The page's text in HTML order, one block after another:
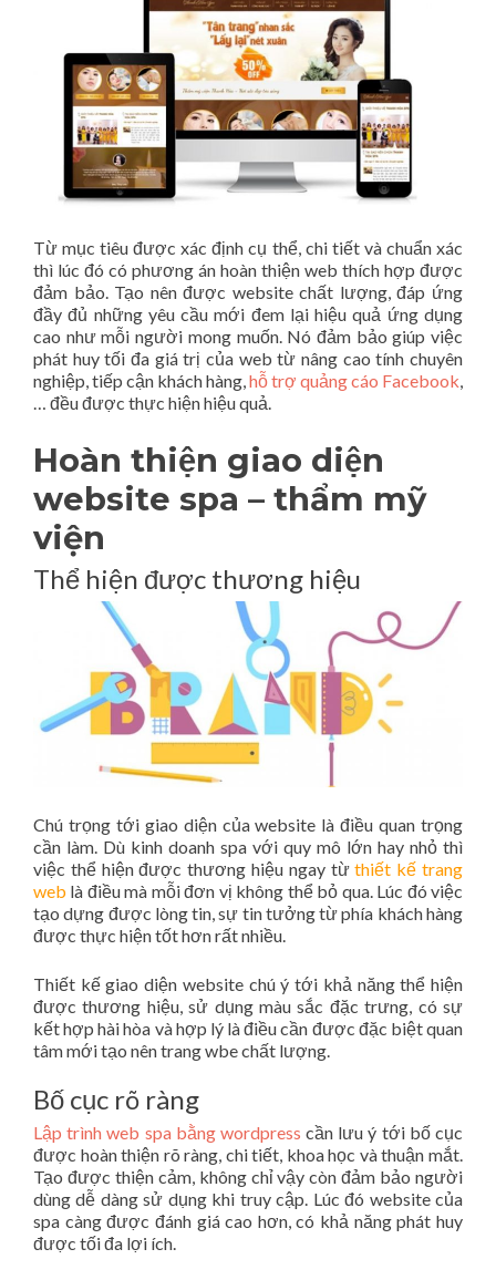
Từ mục tiêu được xác định cụ thể, chi tiết và chuẩn xác
thì lúc đó có phương án hoàn thiện web thích hợp được
đảm bảo. Tạo nên được website chất lượng, đáp ứng
đầy đủ những yêu cầu mới đem lại hiệu quả ứng dụng
cao như mỗi người mong muốn. Nó đảm bảo giúp việc
phát huy tối đa giá trị của web từ nâng cao tính chuyên
nghiệp, tiếp cận khách hàng,hỗ trợ quảng cáo Facebook,
… đều được thực hiện hiệu quả.
Hoàn thiện giao diện
website spa – thẩm mỹ
viện
Thể hiện được thương hiệu
Chú trọng tới giao diện của website là điều quan trọng
cần làm. Dù kinh doanh spa với quy mô lớn hay nhỏ thì
việc thể hiện được thương hiệu ngay từthiết kế trang
web là điều mà mỗi đơn vị không thể bỏ qua. Lúc đó việc
tạo dựng được lòng tin, sự tin tưởng từ phía khách hàng
được thực hiện tốt hơn rất nhiều.
Thiết kế giao diện website chú ý tới khả năng thể hiện
được thương hiệu, sử dụng màu sắc đặc trưng, có sự
kết hợp hài hòa và hợp lý là điều cần được đặc biệt quan
tâm mới tạo nên trang wbe chất lượng.
Bố cục rõ ràng
Lập trình web spa bằng wordpress cần lưu ý tới bố cục
được hoàn thiện rõ ràng, chi tiết, khoa học và thuận mắt.
Tạo được thiện cảm, không chỉ vậy còn đảm bảo người
dùng dễ dàng sử dụng khi truy cập. Lúc đó website của
spa càng được đánh giá cao hơn, có khả năng phát huy
được tối đa lợi ích.